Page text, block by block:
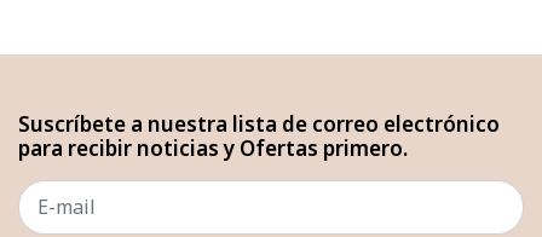
Suscríbete a nuestra lista de correo electrónico
para recibir noticias y Ofertas primero.